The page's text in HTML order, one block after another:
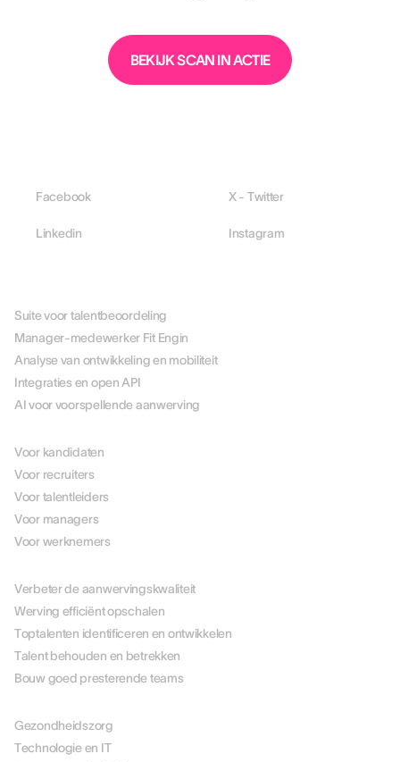
BEKIJK SCAN IN ACTIE
Facebook X - Twitter
Linkedin Instagram
Suite voor talentbeoordeling
Manager-medewerker Fit Engin
Analyse van ontwikkeling en mobiliteit
Integraties en open API
AI voor voorspellende aanwerving
Voor kandidaten
Voor recruiters
Voor talentleiders
Voor managers
Voor werknemers
Verbeter de aanwervingskwaliteit
Werving efficiënt opschalen
Toptalenten identificeren en ontwikkelen
Talent behouden en betrekken
Bouw goed presterende teams
Gezondheidszorg
Technologie en IT